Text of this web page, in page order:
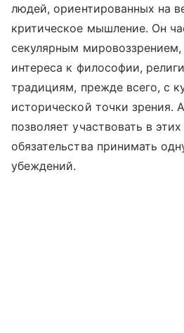
людей, ориентированных на
критическое мышление. Он
секулярным
интереса к философии,
традициям, прежде всего, с
исторической точки зрения.
позволяет участвовать в
обязательства принимать
убеждений.